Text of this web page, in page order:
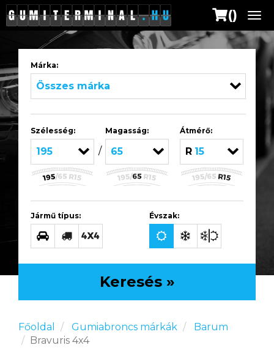
()
Márka:
Összes márka
Szélesség:
195 /
Magasság:
65
Átmérő:
R15
Jármű típus: Évszak:
Keresés »
Főoldal Gumiabroncs márkák
Barum
Bravuris 4x4